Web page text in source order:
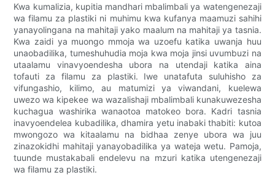
Kwa kumalizia, kupitia mandhari mbalimbali ya watengenezaji
wa filamu za plastiki ni muhimu kwa kufanya maamuzi sahihi
yanayolingana na mahitaji yako maalum na mahitaji ya tasnia.
Kwa zaidi ya muongo mmoja wa uzoefu katika uwanja huu
unaobadilika, tumeshuhudia moja kwa moja jinsi uvumbuzi na
utaalamu vinavyoendesha ubora na utendaji katika aina
tofauti za filamu za plastiki. Iwe unatafuta suluhisho za
vifungashio, kilimo, au matumizi ya viwandani, kuelewa
uwezo wa kipekee wa wazalishaji mbalimbali kunakuwezesha
kuchagua washirika wanaotoa matokeo bora. Kadri tasnia
inavyoendelea kubadilika, dhamira yetu inabaki thabiti: kutoa
mwongozo wa kitaalamu na bidhaa zenye ubora wa juu
zinazokidhi mahitaji yanayobadilika ya wateja wetu. Pamoja,
tuunde mustakabali endelevu na mzuri katika utengenezaji
wa filamu za plastiki.